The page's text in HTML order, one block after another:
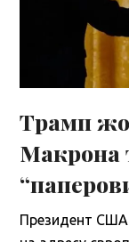
Трамп
Макрона
Президент